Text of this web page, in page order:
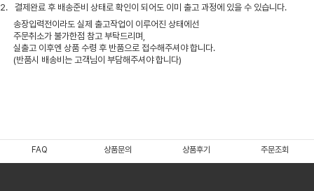
2.
결제완료 후 배송준비 상태로 확인이 되어도 이미 출고 과정에 있을 수 있습니다.
송장입력전이라도 실제 출고작업이 이루어진 상태에선
주문취소가 불가한점 참고 부탁드리며,
실출고 이후엔 상품 수령 후 반품으로 접수해주셔야 합니다.
(반품시 배송비는 고객님이 부담해주셔야 합니다)
FAQ 상품문의 상품후기 주문조회